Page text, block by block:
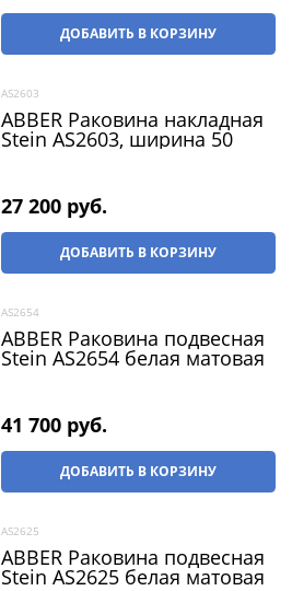
ДОБАВИТЬ В КОРЗИНУ
AS2603
ABBER Раковина накладная
Stein AS2603, ширина 50
27 200 руб.
ДОБАВИТЬ В КОРЗИНУ
AS2654
ABBER Раковина подвесная
Stein AS2654 белая матовая
41 700 руб.
ДОБАВИТЬ В КОРЗИНУ
AS2625
ABBER Раковина подвесная
Stein AS2625 белая матовая